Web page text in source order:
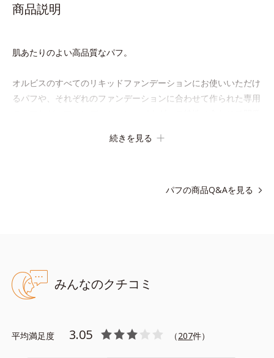
商品説明
肌あたりのよい高品質なパフ。
オルビスのすべてのリキッドファンデーションにお使いいただけ
るパフや、それぞれのファンデーションに合わせて作られた専用
続きを見る
パフの商品Q&Aを見る
みんなのクチコミ
平均満足度 3.05 （207件）